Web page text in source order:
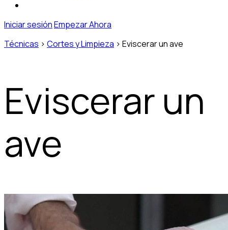
Iniciar sesiónEmpezar Ahora
Técnicas > Cortes y Limpieza > Eviscerar un ave
Eviscerar un
ave